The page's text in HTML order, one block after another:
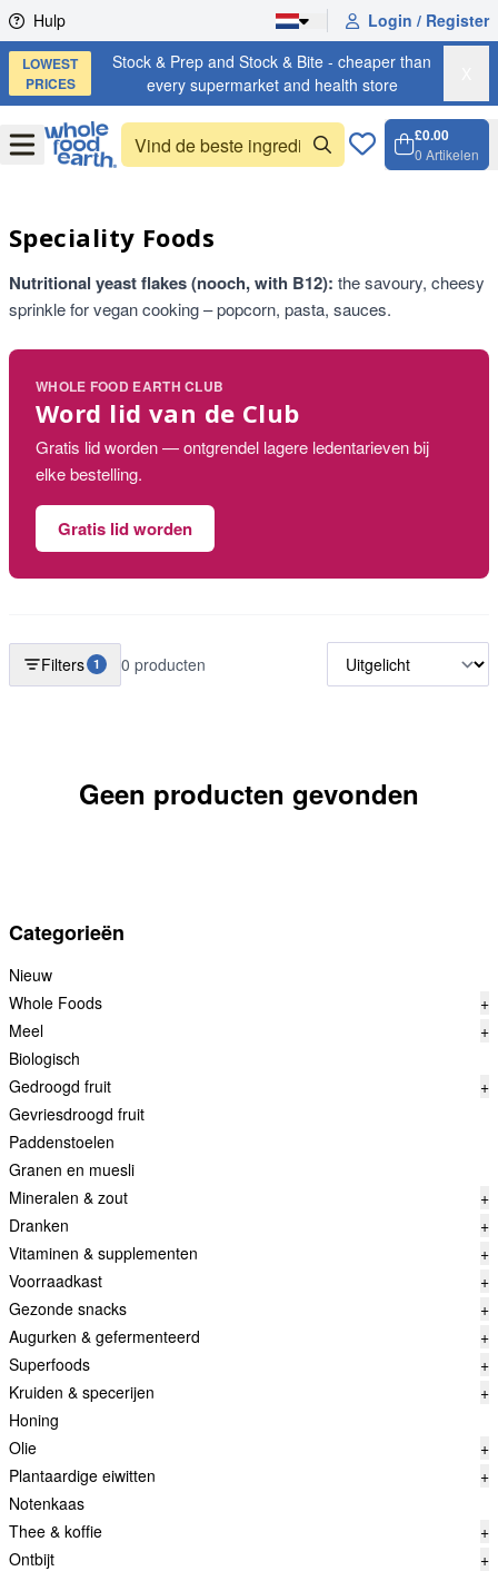
Skip to content
Hulp Login / Register
LOWEST
PRICES
Stock & Prep and Stock & Bite - cheaper than
every supermarket and health store
OpenMenu
£0.00
0 Artikelen
Speciality Foods
Nutritional yeast flakes (nooch, with B12): the savoury, cheesy
sprinkle for vegan cooking – popcorn, pasta, sauces.
WHOLE FOOD EARTH CLUB
Word lid van de Club
Gratis lid worden — ontgrendel lagere ledentarieven bij
elke bestelling.
Gratis lid worden
Categorieën
Nieuw
Whole Foods
+
Meel
+
Biologisch
Gedroogd fruit
+
Gevriesdroogd fruit
Paddenstoelen
Granen en muesli
Mineralen & zout
+
Dranken
+
Vitaminen & supplementen
+
Voorraadkast
+
Gezonde snacks
+
Augurken & gefermenteerd
+
Superfoods
+
Kruiden & specerijen
+
Honing
Olie
+
Plantaardige eiwitten
+
Notenkaas
Thee & koffie
+
Ontbijt
+
Filters 1 0 producten
Geen producten gevonden